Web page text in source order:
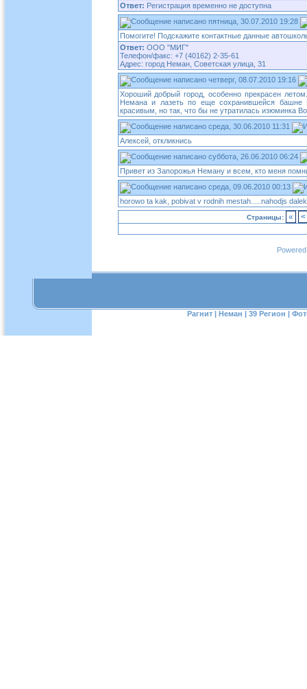
Ответ: Регистрация временно не доступна
пятница, 30.07.2010 19:28
Помогите! Подскажите контактные данные
Ответ: ООО "МИГ"
Телефон/факс: +7 (40162) 2-35-61
Адрес: город Неман, Советская улица, 31
четверг, 08.07.2010 19:16
Хороший добрый город, особенно прекрасен
Немана и лазеть по еще сохранившейся башне
красивым, но так, что бы не утратилась изюминка
среда, 30.06.2010 11:31
Алексей, откликнись
суббота, 26.06.2010 06:24
Привет из Запорожья Неману и всем, кто меня
среда, 09.06.2010 00:13
horowo ta kak, pobivat v rodnih mestah.....nahodjs
Страницы: « <
Рагнит | Неман | 39 Регион |